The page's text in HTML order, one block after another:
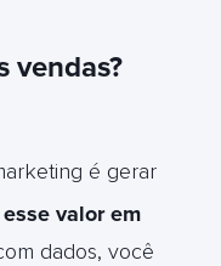
vendas?
é gerar
valor em
dados, você